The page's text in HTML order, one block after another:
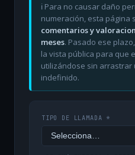
ℹ️ Para no causar daño
numeración, esta página
comentarios y
meses. Pasado ese
la vista pública para que
utilizándose sin arrastrar
indefinido.
TIPO DE LLAMADA *